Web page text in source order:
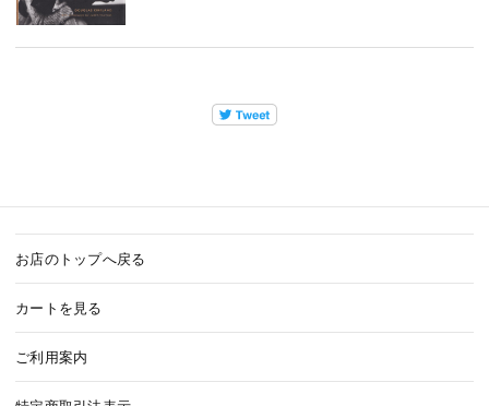
お店のトップへ戻る
カートを見る
ご利用案内